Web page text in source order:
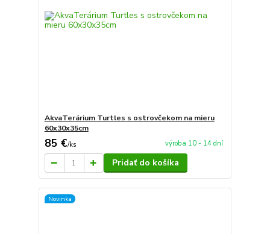
AkvaTerárium Turtles s ostrovčekom na mieru
60x30x35cm
85 €/ks výroba 10 - 14 dní
Pridať do košíka
Novinka